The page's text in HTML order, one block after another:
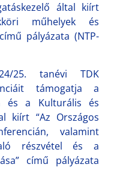
által kiírt
műhelyek és
pályázata (NTP-
25. tanévi TDK
támogatja a
és a Kulturális és
kiírt “Az Országos
valamint
részvétel és a
című pályázata